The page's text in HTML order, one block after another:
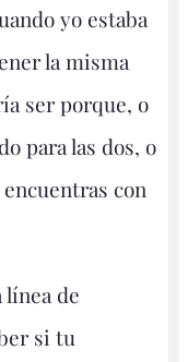
yo estaba
la misma
ser porque, o
para las dos, o
con
línea de
si tu